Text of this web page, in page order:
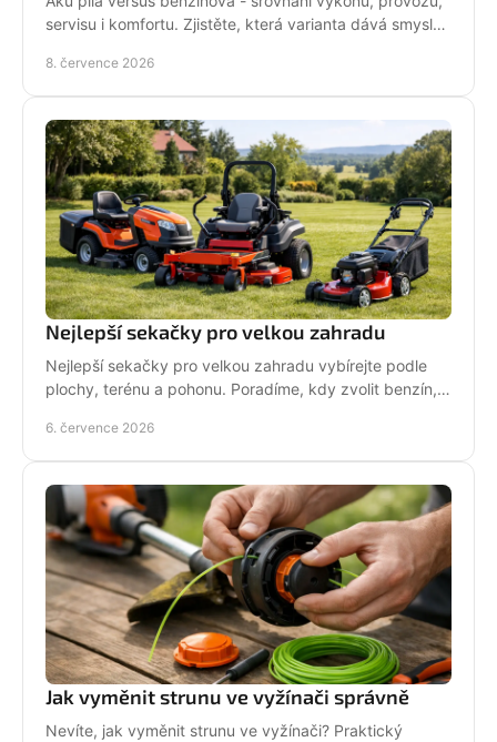
servisu i komfortu. Zjistěte, která varianta dává smysl
8. července 2026
Nejlepší sekačky pro velkou zahradu
Nejlepší sekačky pro velkou zahradu vybírejte podle
plochy, terénu a pohonu. Poradíme, kdy zvolit benzín,
6. července 2026
Jak vyměnit strunu ve vyžínači správně
Nevíte, jak vyměnit strunu ve vyžínači? Praktický